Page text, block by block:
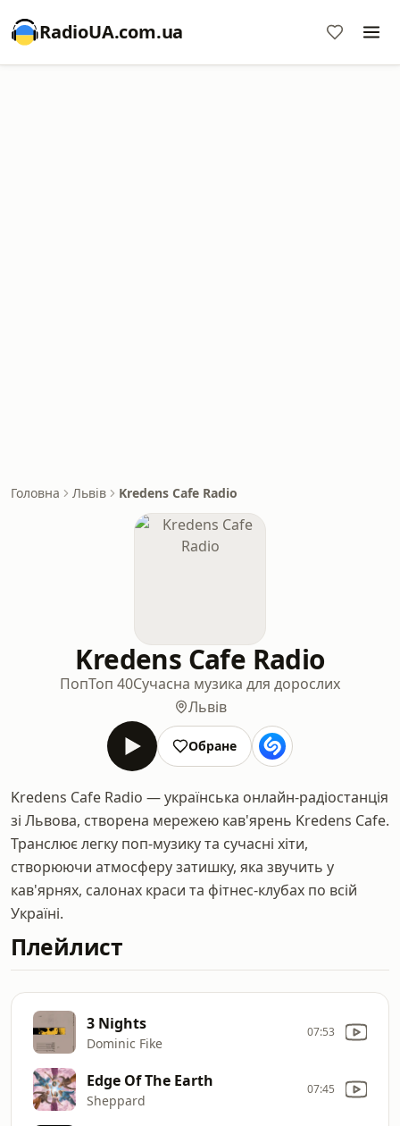
RadioUA.com.ua
Головна Львів Kredens Cafe Radio
Kredens Cafe Radio
ПопТоп 40Сучасна музика для дорослих
Львів
Обране
Kredens Cafe Radio — українська онлайн-радіостанція
зі Львова, створена мережею кав'ярень Kredens Cafe.
Транслює легку поп-музику та сучасні хіти,
створюючи атмосферу затишку, яка звучить у
кав'ярнях, салонах краси та фітнес-клубах по всій
Україні.
Плейлист
3 Nights
Dominic Fike
07:53
Edge Of The Earth
Sheppard
07:45